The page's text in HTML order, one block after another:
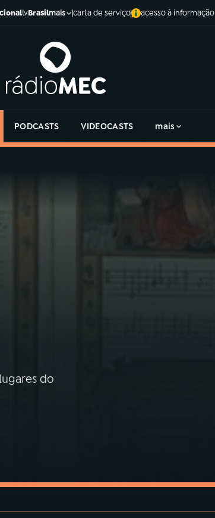
tvBrasilmais carta de serviço acesso à informação
PODCASTS VIDEOCASTS mais
do